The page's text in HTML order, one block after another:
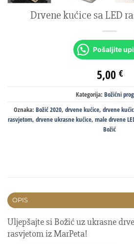
Drvene kućice sa LED
Pošaljite
5,00 €
Kategorija: Božićni
Oznaka: Božić 2020, drvene kućice, drvene
rasvjetom, drvene ukrasne kućice, male drvene
Božić
OPIS
Uljepšajte si Božić uz ukrasne
rasvjetom iz MarPeta!